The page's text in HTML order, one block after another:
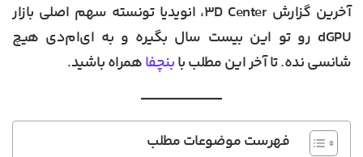
آخرین گزارش ۳D Center، انویدیا تونسته سهم اصلی بازار
dGPU رو تو این بیست سال بگیره و به ای‌ام‌دی هیچ
شانسی نده. تا آخر این مطلب بابنچفاهمراه باشید.
فهرست موضوعات مطلب